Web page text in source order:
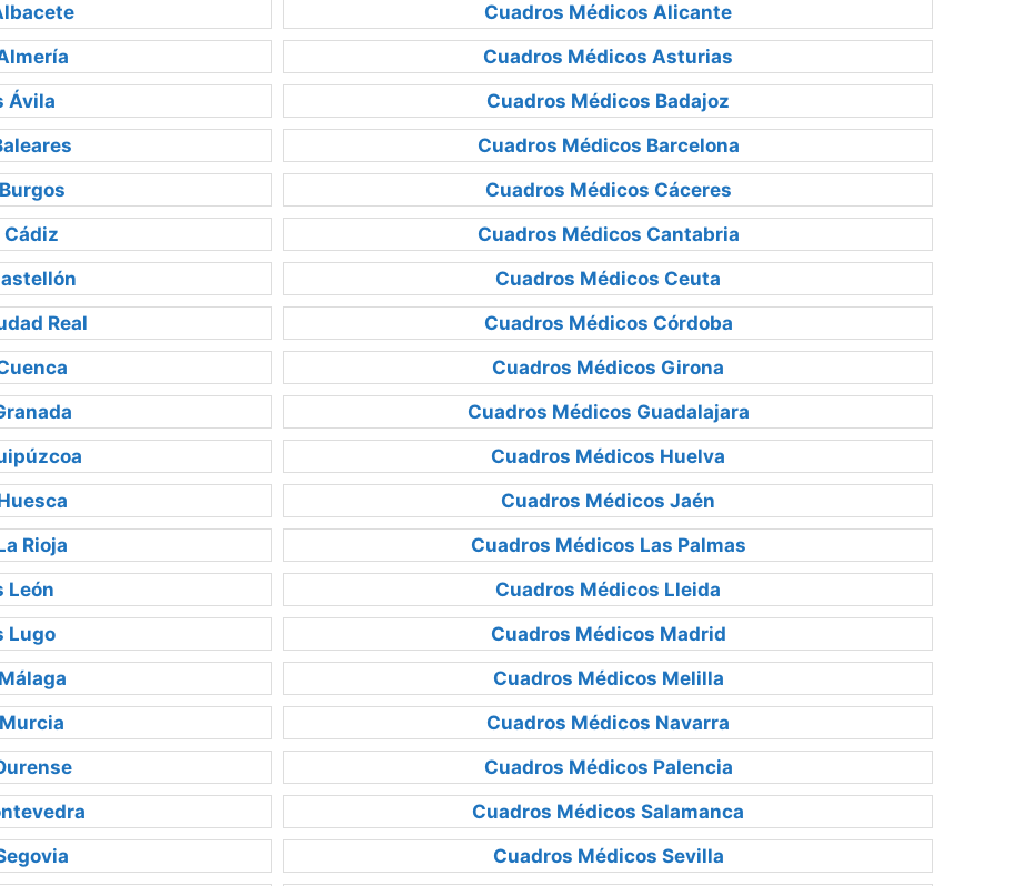
Cuadros Médicos Alicante
Cuadros Médicos Asturias
Ávila
Cuadros Médicos Badajoz
Cuadros Médicos Barcelona
Cuadros Médicos Cáceres
Cuadros Médicos Cantabria
Cuadros Médicos Ceuta
Real
Cuadros Médicos Córdoba
Cuadros Médicos Girona
Cuadros Médicos Guadalajara
Cuadros Médicos Huelva
Cuadros Médicos Jaén
Rioja
Cuadros Médicos Las Palmas
León
Cuadros Médicos Lleida
Lugo
Cuadros Médicos Madrid
Cuadros Médicos Melilla
Cuadros Médicos Navarra
Cuadros Médicos Palencia
Cuadros Médicos Salamanca
Cuadros Médicos Sevilla